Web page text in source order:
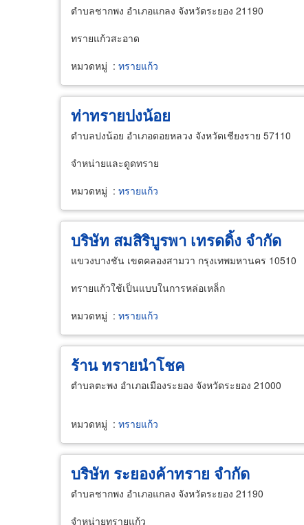
ตำบลชากพง อำเภอแกลง จังหวัดระยอง 21190
ทรายแก้วสะอาด
หมวดหมู่ : ทรายแก้ว
ท่าทรายปงน้อย
ตำบลปงน้อย อำเภอดอยหลวง จังหวัดเชียงราย 57110
จำหน่ายและดูดทราย
หมวดหมู่ : ทรายแก้ว
บริษัท สมสิริบูรพา เทรดดิ้ง จำกัด
แขวงบางชัน เขตคลองสามวา กรุงเทพมหานคร 10510
ทรายแก้วใช้เป็นแบบในการหล่อเหล็ก
หมวดหมู่ : ทรายแก้ว
ร้าน ทรายนำโชค
ตำบลตะพง อำเภอเมืองระยอง จังหวัดระยอง 21000
หมวดหมู่ : ทรายแก้ว
บริษัท ระยองค้าทราย จำกัด
ตำบลชากพง อำเภอแกลง จังหวัดระยอง 21190
จำหน่ายทรายแก้ว